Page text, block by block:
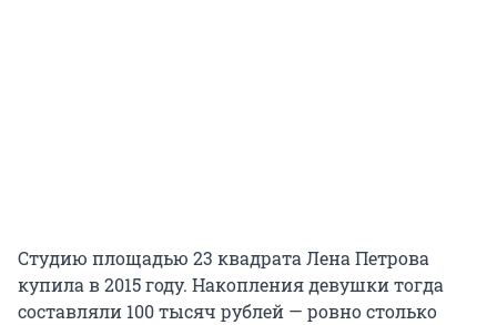
Студию площадью 23 квадрата Лена Петрова
купила в 2015 году. Накопления девушки тогда
составляли 100 тысяч рублей — ровно столько